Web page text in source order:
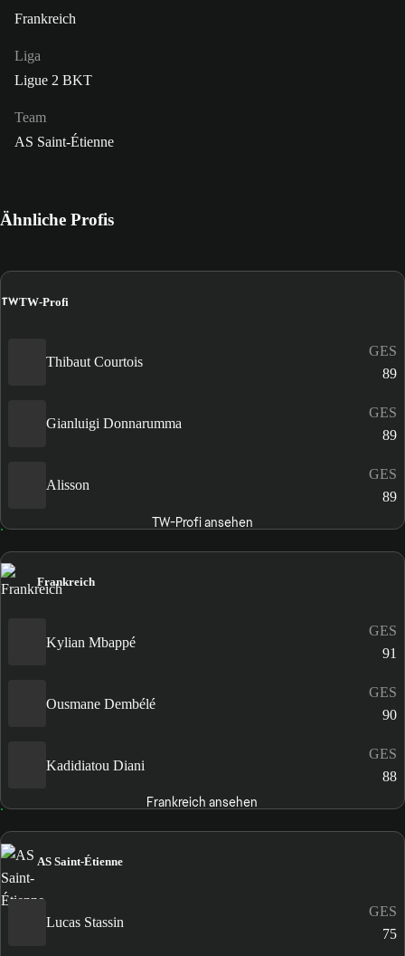
Frankreich
Liga
Ligue 2 BKT
Team
AS Saint-Étienne
Ähnliche Profis
TWTW-Profi
Thibaut Courtois
GES
89
Gianluigi Donnarumma
GES
89
Alisson
GES
89
TW-Profi ansehen
Frankreich
Kylian Mbappé
GES
91
Ousmane Dembélé
GES
90
Kadidiatou Diani
GES
88
Frankreich ansehen
AS Saint-Étienne
Lucas Stassin
GES
75